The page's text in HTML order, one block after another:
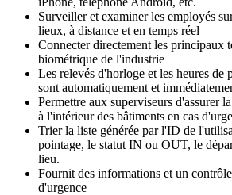
Surveiller et examiner les employés
lieux, à distance et en temps réel
Connecter directement les principaux
biométrique de l'industrie
Les relevés d'horloge et les heures de
sont automatiquement et
Permettre aux superviseurs d'assurer
à l'intérieur des bâtiments en cas
Trier la liste générée par l'ID de
pointage, le statut IN ou OUT, le
lieu.
Fournit des informations et un contrôle
d'urgence